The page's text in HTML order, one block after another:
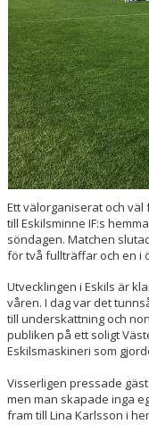
DIV. 1 SÖDRA
DAM AKADEMI - DIVISION
Ett välorganiserat och
till Eskilsminne IF:s
söndagen. Matchen
för två fullträffar och en i
Utvecklingen i Eskils är
våren. I dag var det
till underskattning och
publiken på ett soligt
Eskilsmaskineri som
Visserligen pressade
men man skapade inga
fram till Lina Karlsson i